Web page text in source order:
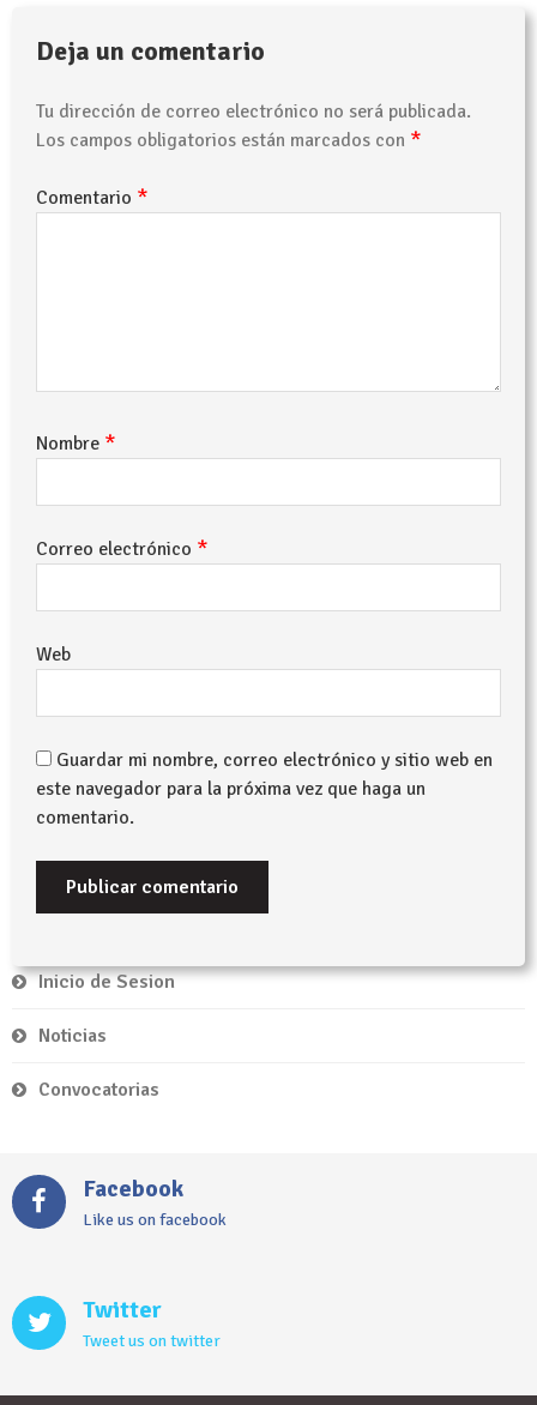
Deja un comentario
Tu dirección de correo electrónico no será publicada.
Los campos obligatorios están marcados con *
Comentario *
Nombre *
Correo electrónico *
Web
Guardar mi nombre, correo electrónico y sitio web en
este navegador para la próxima vez que haga un
comentario.
Inicio de Sesion
Noticias
Convocatorias
Facebook
Like us on facebook
Twitter
Tweet us on twitter